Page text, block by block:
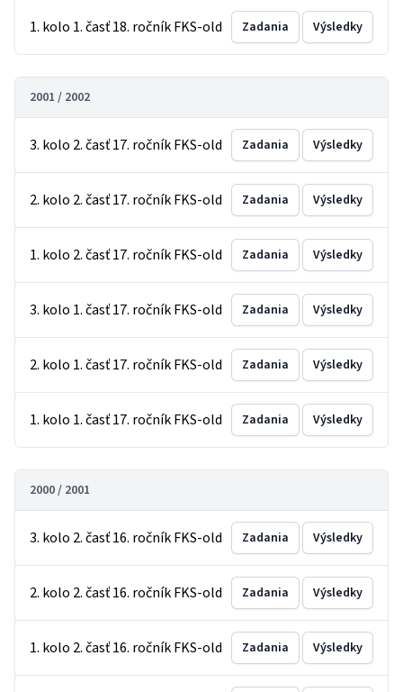
1. kolo 1. časť 18. ročník FKS-old Zadania Výsledky
2001 / 2002
3. kolo 2. časť 17. ročník FKS-old Zadania Výsledky
2. kolo 2. časť 17. ročník FKS-old Zadania Výsledky
1. kolo 2. časť 17. ročník FKS-old Zadania Výsledky
3. kolo 1. časť 17. ročník FKS-old Zadania Výsledky
2. kolo 1. časť 17. ročník FKS-old Zadania Výsledky
1. kolo 1. časť 17. ročník FKS-old Zadania Výsledky
2000 / 2001
3. kolo 2. časť 16. ročník FKS-old Zadania Výsledky
2. kolo 2. časť 16. ročník FKS-old Zadania Výsledky
1. kolo 2. časť 16. ročník FKS-old Zadania Výsledky